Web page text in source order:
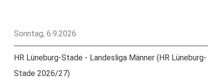
Sonntag, 6.9.2026
HR Lüneburg-Stade - Landesliga Männer (HR Lüneburg-
Stade 2026/27)